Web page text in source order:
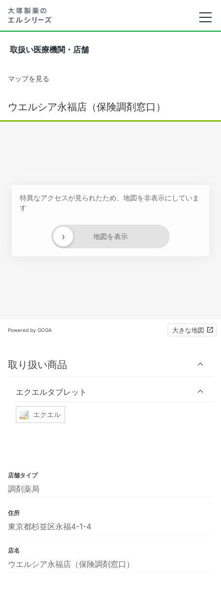
取扱い医療機関・店舗
マップを見る
ウエルシア永福店（保険調剤窓口）
特異なアクセスが見られたため、地図を非表示にしていま
す
地図を表示
›
Powered by GOGA 大きな地図
取り扱い商品
エクエルタブレット
エクエル
店舗タイプ
調剤薬局
住所
東京都杉並区永福4-1-4
店名
ウエルシア永福店（保険調剤窓口）